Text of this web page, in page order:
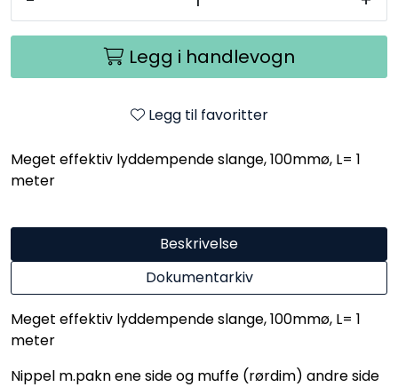
Legg i handlevogn
Legg til favoritter
Meget effektiv lyddempende slange, 100mmø, L= 1
meter
Beskrivelse
Dokumentarkiv
Meget effektiv lyddempende slange, 100mmø, L= 1
meter
Nippel m.pakn ene side og muffe (rørdim) andre side